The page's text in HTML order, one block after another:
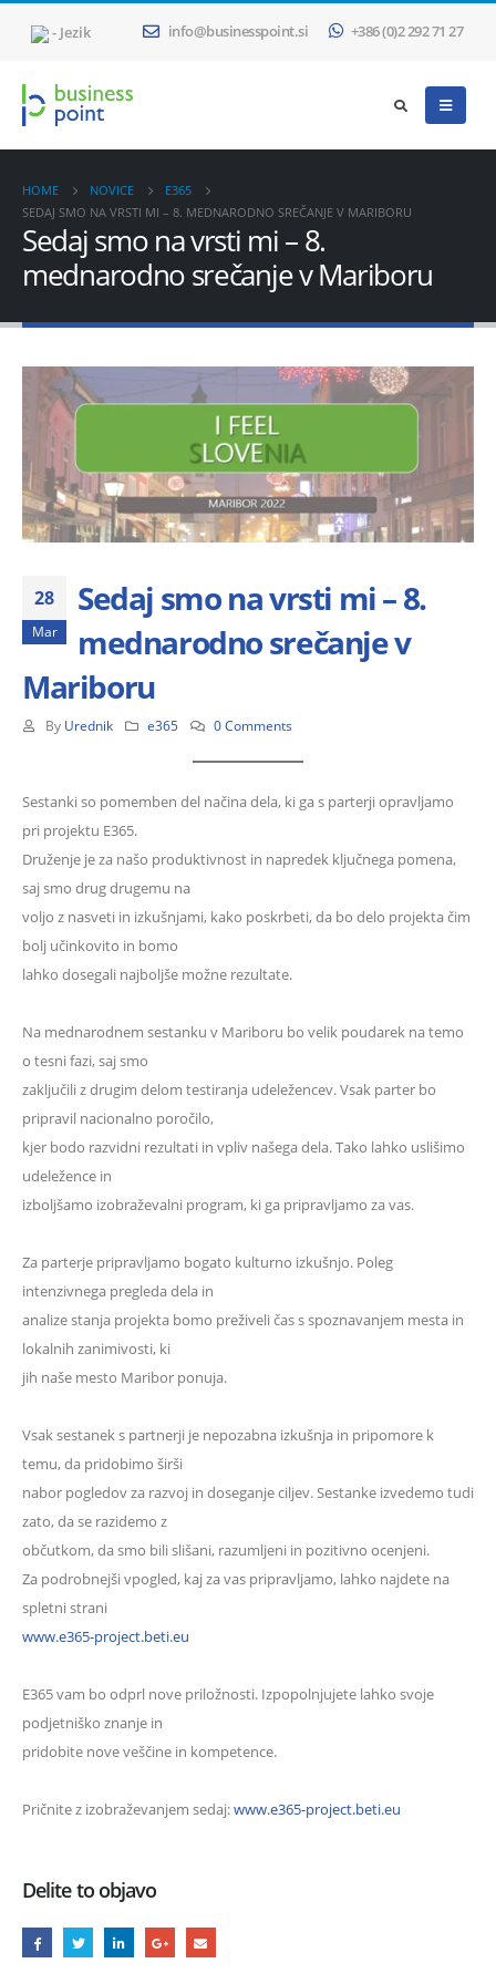
- Jezik info@businesspoint.si +386 (0)2 292 71 27
HOME NOVICE
E365
SEDAJ SMO NA VRSTI MI – 8. MEDNARODNO SREČANJE V MARIBORU
Sedaj smo na vrsti mi – 8.
mednarodno srečanje v Mariboru
28
Mar
Sedaj smo na vrsti mi – 8.
mednarodno srečanje v
Mariboru
By Urednik e365 0 Comments
Sestanki so pomemben del načina dela, ki ga s parterji opravljamo
pri projektu E365.
Druženje je za našo produktivnost in napredek ključnega pomena,
saj smo drug drugemu na
voljo z nasveti in izkušnjami, kako poskrbeti, da bo delo projekta čim
bolj učinkovito in bomo
lahko dosegali najboljše možne rezultate.
Na mednarodnem sestanku v Mariboru bo velik poudarek na temo
o tesni fazi, saj smo
zaključili z drugim delom testiranja udeležencev. Vsak parter bo
pripravil nacionalno poročilo,
kjer bodo razvidni rezultati in vpliv našega dela. Tako lahko uslišimo
udeležence in
izboljšamo izobraževalni program, ki ga pripravljamo za vas.
Za parterje pripravljamo bogato kulturno izkušnjo. Poleg
intenzivnega pregleda dela in
analize stanja projekta bomo preživeli čas s spoznavanjem mesta in
lokalnih zanimivosti, ki
jih naše mesto Maribor ponuja.
Vsak sestanek s partnerji je nepozabna izkušnja in pripomore k
temu, da pridobimo širši
nabor pogledov za razvoj in doseganje ciljev. Sestanke izvedemo tudi
zato, da se razidemo z
občutkom, da smo bili slišani, razumljeni in pozitivno ocenjeni.
Za podrobnejši vpogled, kaj za vas pripravljamo, lahko najdete na
spletni strani
www.e365-project.beti.eu
E365 vam bo odprl nove priložnosti. Izpopolnjujete lahko svoje
podjetniško znanje in
pridobite nove veščine in kompetence.
Pričnite z izobraževanjem sedaj:www.e365-project.beti.eu
Delite to objavo